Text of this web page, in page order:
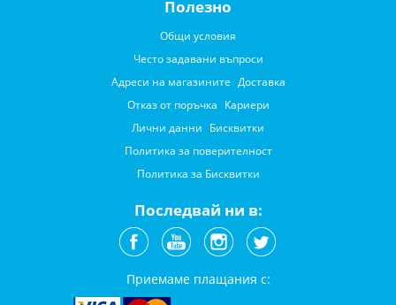
Полезно
Общи условия
Често задавани въпроси
Адреси на магазините Доставка
Отказ от поръчка Кариери
Лични данни Бисквитки
Политика за поверителност
Политика за Бисквитки
Последвай ни в:
Приемаме плащания с: